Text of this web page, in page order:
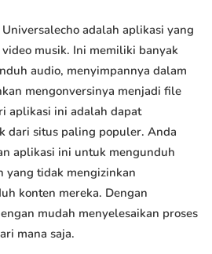
adalah aplikasi yang
musik. Ini memiliki banyak
audio, menyimpannya dalam
mengonversinya menjadi file
aplikasi ini adalah dapat
dari situs paling populer. Anda
aplikasi ini untuk mengunduh
yang tidak mengizinkan
konten mereka. Dengan
mudah menyelesaikan proses
mana saja.